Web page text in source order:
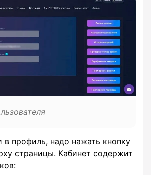
в профиль, надо нажать кнопку
страницы. Кабинет содержит